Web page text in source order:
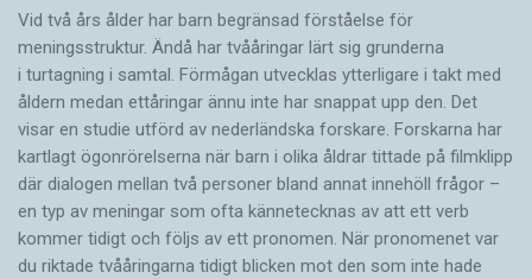
Vid två års ålder har barn begränsad förståelse för
meningsstruktur. Ändå har tvååringar lärt sig grunderna
i turtagning i samtal. Förmågan utvecklas ytterligare i takt med
åldern medan ettåringar ännu inte har snappat upp den. Det
visar en studie utförd av nederländska forskare. Forskarna har
kartlagt ögonrörelserna när barn i olika åldrar tittade på filmklipp
där dialogen mellan två personer bland annat innehöll frågor –
en typ av meningar som ofta kännetecknas av att ett verb
kommer tidigt och följs av ett pronomen. När pronomenet var
du riktade tvååringarna tidigt blicken mot den som inte hade